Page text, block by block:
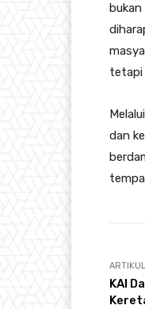
tetapi
dan
KAI